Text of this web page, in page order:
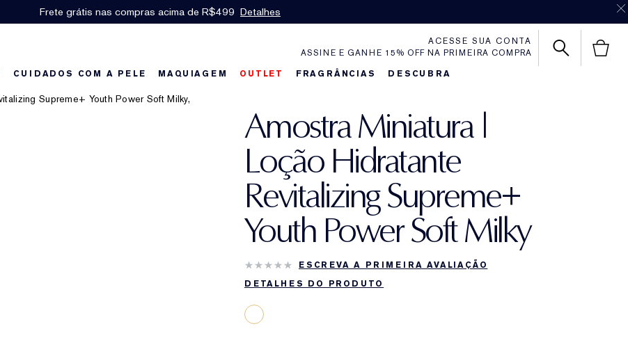
Frete grátis nas compras acima de R$499 Detalhes
ASSINE E GANHE 15% OFF NA PRIMEIRA COMPRA
ACESSE SUA CONTA
CUIDADOS COM A PELE MAQUIAGEM OUTLET FRAGRÂNCIAS DESCUBRA
Amostra Miniatura |
Loção Hidratante
Revitalizing Supreme+
Youth Power Soft Milky
ESCREVA A PRIMEIRA AVALIAÇÃO
DETALHES DO PRODUTO